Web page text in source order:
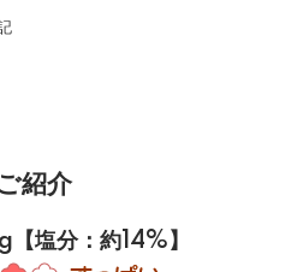
紹介
塩分：約14%】